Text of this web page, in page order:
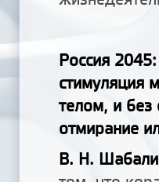
Россия
стимуляция
телом, и без
отмирание
В. Н.